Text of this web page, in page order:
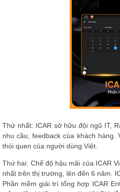
Thứ nhất: ICAR sở hữu đội ngũ IT,
nhu cầu, feedback của khách
thói quen của người dùng Việt.
Thứ hai: Chế độ hậu mãi của ICAR
nhất trên thị trường, lên đến 6 năm.
Phần mềm giải trí tổng hợp ICAR